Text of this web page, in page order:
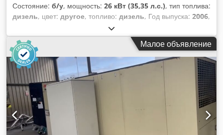
Состояние: б/у, мощность: 26 кВт (35,35 л.с.), тип топлива:
дизель, цвет: другое, топливо: дизель, Год выпуска: 2006,
, Технические характеристики Cjdpfozp
Hkljx Afteha Количество цилиндров: 3 Трансмиссия Привод:
непрерывный Тип двигателя: Yanmar 3IRH8N Топливный
бак: 50 литров Размеры и вес Собственный вес: 650 кг
Габаритные размеры (Д x Ш x В): 336 x 139 x 124 см
Функциональные характеристики Производительность: 186
м³/ч Напряжение сети: 12 В Маркировка CE: да Состояние
Общее состояние: удовлетворительное Техническое
состояние: хорошее Внешнее состояние:
удовлетворительное Рабочее давление: 7 бар
Малое объявление